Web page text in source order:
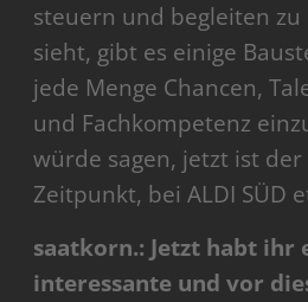
steuern und begleiten zu
sieht, gibt es einige
jede Menge Chancen,
und Fachkompetenz
würde sagen, jetzt ist
Zeitpunkt, bei ALDI SÜD
saatkorn.: Jetzt habt ihr
interessante und vor